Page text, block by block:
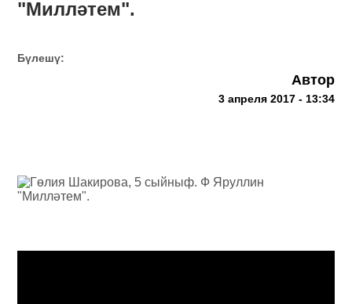
"Милләтем".
Бүлешү:
Автор
3 апреля 2017 - 13:34